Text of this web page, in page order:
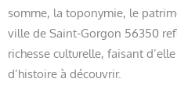
somme, la toponymie, le
ville de Saint-Gorgon 56350
richesse culturelle, faisant
d’histoire à découvrir.